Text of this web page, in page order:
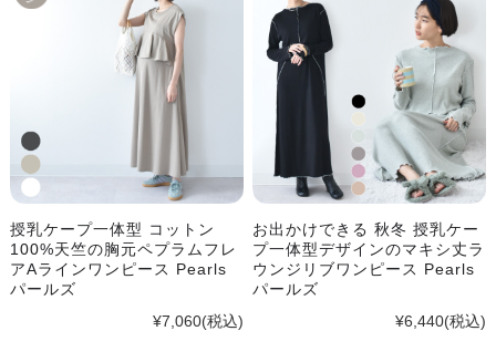
授乳ケープ一体型 コットン
100%天竺の胸元ペプラムフレ
アAラインワンピース Pearls
パールズ
¥7,060(税込)
お出かけできる 秋冬 授乳ケー
プ一体型デザインのマキシ丈ラ
ウンジリブワンピース Pearls
パールズ
¥6,440(税込)